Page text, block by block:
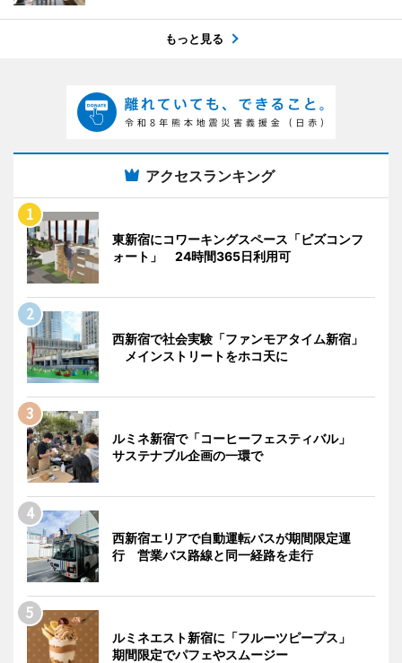
もっと見る
アクセスランキング
東新宿にコワーキングスペース「ビズコンフ
ォート」 24時間365日利用可
西新宿で社会実験「ファンモアタイム新宿」
メインストリートをホコ天に
ルミネ新宿で「コーヒーフェスティバル」
サステナブル企画の一環で
西新宿エリアで自動運転バスが期間限定運
行 営業バス路線と同一経路を走行
ルミネエスト新宿に「フルーツピープス」
期間限定でパフェやスムージー